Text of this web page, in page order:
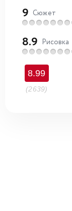
9 Сюжет
8.9 Рисовка
8.99
(2639)